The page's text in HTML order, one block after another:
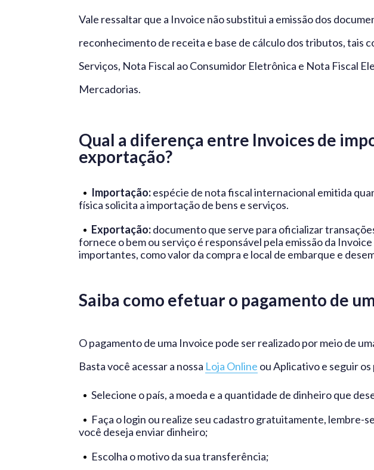
Vale ressaltar que a Invoice não substitui a emissão dos
reconhecimento de receita e base de cálculo dos tributos, tais
Serviços, Nota Fiscal ao Consumidor Eletrônica e Nota Fiscal
Mercadorias.
Qual a diferença entre Invoices de
exportação?
Importação:espécie de nota fiscal internacional emitida
física solicita a importação de bens e serviços.
Exportação:documento que serve para oficializar
fornece o bem ou serviço é responsável pela emissão da
importantes, como valor da compra e local de embarque e
Saiba como efetuar o pagamento de
O pagamento de uma Invoice pode ser realizado por meio de
Basta você acessar a nossa Loja Online ou Aplicativo e seguir os
Selecione o país, a moeda e a quantidade de dinheiro que
Faça o login ou realize seu cadastro gratuitamente, lembre-
você deseja enviar dinheiro;
Escolha o motivo da sua transferência;